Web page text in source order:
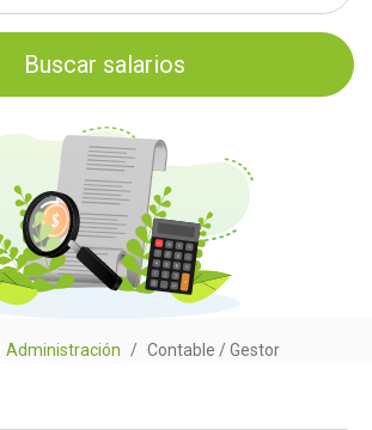
Buscar salarios
Administración Contable / Gestor